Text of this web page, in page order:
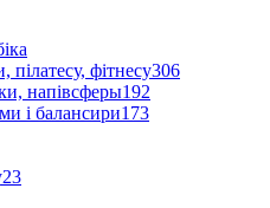
пілатесу, фітнесу306
напівсферы192
і балансири173
23